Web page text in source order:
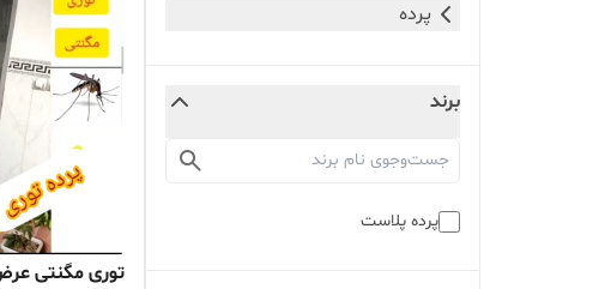
پرده
برند
پرده پلاست